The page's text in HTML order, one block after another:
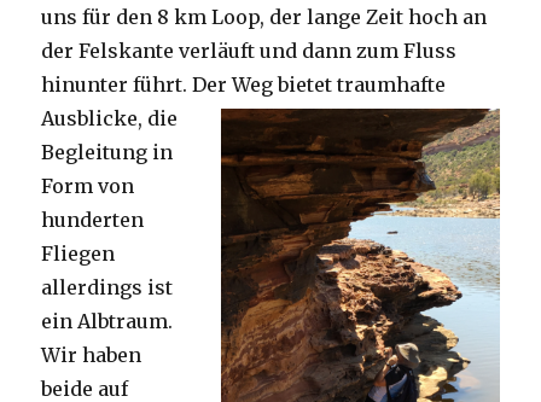
uns für den 8 km Loop, der lange Zeit hoch an
der Felskante verläuft und dann zum Fluss
hinunter führt. Der Weg bietet traumhafte
Ausblicke, die
Begleitung in
Form von
hunderten
Fliegen
allerdings ist
ein Albtraum.
Wir haben
beide auf